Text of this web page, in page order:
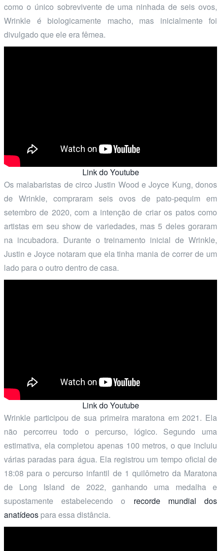
como o único sobrevivente de uma ninhada de seis ovos,
Wrinkle é biologicamente macho, mas inicialmente foi
divulgado que ele era fêmea.
Link do Youtube
Os malabaristas de circo Justin Wood e Joyce Kung, donos
de Wrinkle, compraram seis ovos de pato-pequim em
setembro de 2020, com a intenção de criar os patos como
artistas em seu show de variedades, mas 5 deles goraram
na incubadora. Durante o treinamento inicial de Wrinkle,
Justin e Joyce notaram que ela tinha mania de correr de um
lado para o outro dentro de casa.
Link do Youtube
Wrinkle participou de sua primeira maratona em 2021. Ela
não percorreu todo o percurso, lógico. Segundo uma
estimativa, ela completou apenas 100 metros, o que incluiu
várias paradas para água. Ela registrou um tempo oficial de
18:08 para o percurso infantil de 1 quilômetro da Maratona
de Long Island de 2022, ganhando uma medalha e
supostamente estabelecendo o recorde mundial dos
anatídeos para essa distância.